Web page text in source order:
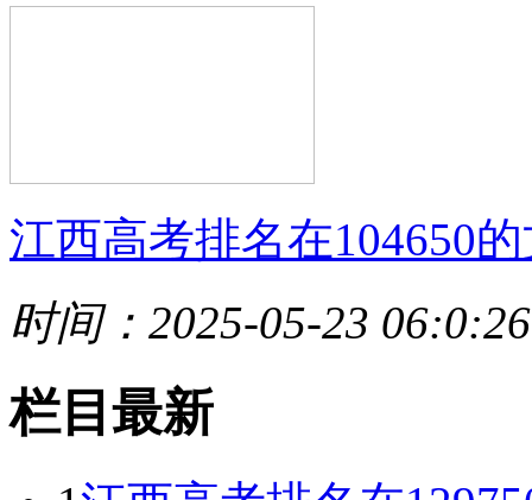
江西高考排名在104650
时间：2025-05-23 06:0:26
栏目最新